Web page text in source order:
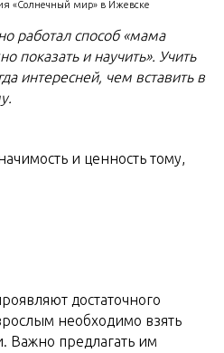
«Солнечный мир» в Ижевске
работал способ «мама
показать и научить». Учить
интересней, чем вставить в
и ценность тому,
достаточного
необходимо взять
Важно предлагать им